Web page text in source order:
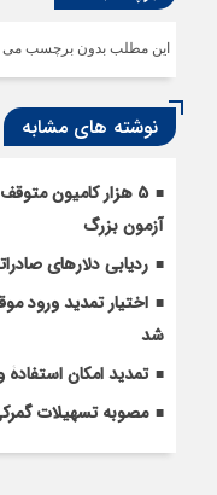
این مطلب بدون برچسب می
نوشته های مشابه
5 هزار کامیون
آزمون بزرگ
ردیابی دلارهای
اختیار تمدید ورود
شد
تمدید امکان استفادۀ
مصوبه تسهیلات